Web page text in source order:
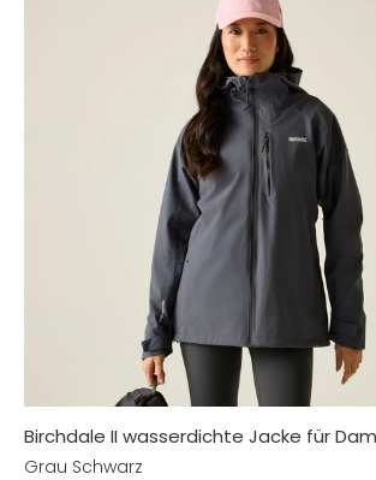
Birchdale II wasserdichte Jacke für
Grau Schwarz